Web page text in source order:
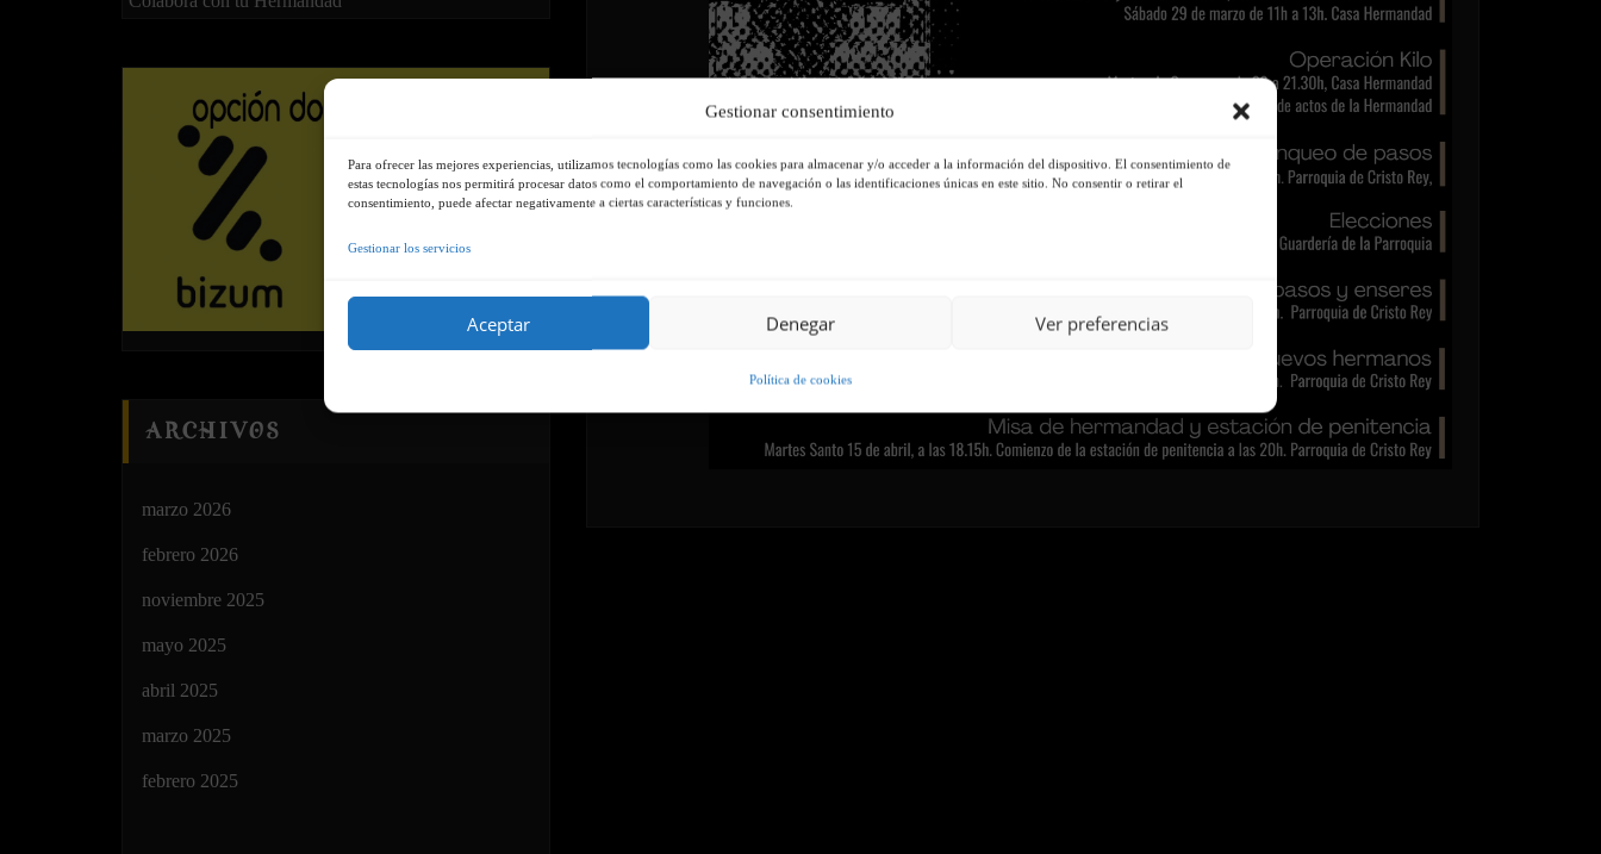
Gestionar consentimiento
Para ofrecer las mejores experiencias, utilizamos tecnologías como las cookies para almacenar y/o acceder a la información del dispositivo. El consentimiento de
estas tecnologías nos permitirá procesar datos como el comportamiento de navegación o las identificaciones únicas en este sitio. No consentir o retirar el
consentimiento, puede afectar negativamente a ciertas características y funciones.
Gestionar los servicios
Aceptar Denegar Ver preferencias
Política de cookies
ARCHIVOS
marzo 2026
febrero 2026
noviembre 2025
mayo 2025
abril 2025
marzo 2025
febrero 2025